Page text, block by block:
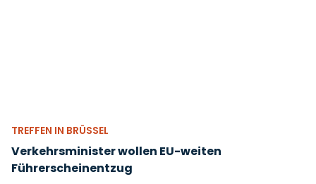
TREFFEN IN BRÜSSEL
Verkehrsminister wollen EU-weiten
Führerscheinentzug